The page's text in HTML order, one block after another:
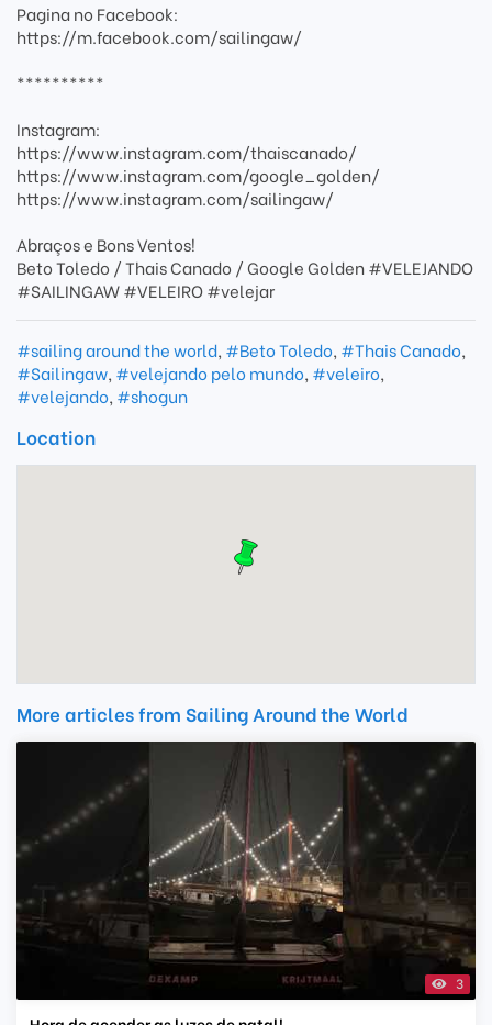
Pagina no Facebook:
https://m.facebook.com/sailingaw/
**********
Instagram:
https://www.instagram.com/thaiscanado/
https://www.instagram.com/google_golden/
https://www.instagram.com/sailingaw/
Abraços e Bons Ventos!
Beto Toledo / Thais Canado / Google Golden #VELEJANDO
#SAILINGAW #VELEIRO #velejar
#sailing around the world, #Beto Toledo, #Thais Canado,
#Sailingaw, #velejando pelo mundo, #veleiro,
#velejando, #shogun
Location
More articles from Sailing Around the World
3